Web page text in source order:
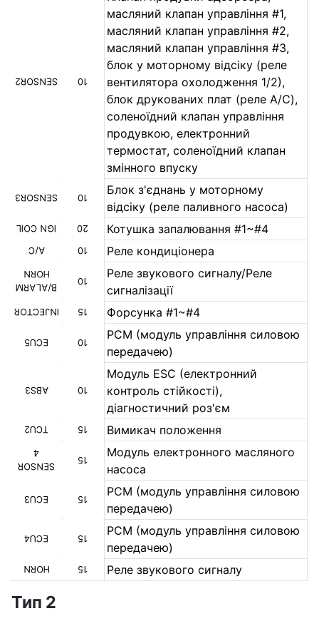
SENSOR2 10
масляний клапан управління #1,
масляний клапан управління #2,
масляний клапан управління #3,
блок у моторному відсіку (реле
вентилятора охолодження 1/2),
блок друкованих плат (реле A/C),
соленоїдний клапан управління
продувкою, електронний
термостат, соленоїдний клапан
змінного впуску
SENSOR3 10
Блок з'єднань у моторному
відсіку (реле паливного насоса)
IGN COIL 20 Котушка запалювання #1~#4
A/C 10 Реле кондиціонера
B/ALARM
HORN
10
Реле звукового сигналу/Реле
сигналізації
INJECTOR 15 Форсунка #1~#4
ECU5 10
PCM (модуль управління силовою
передачею)
ABS3 10
Модуль ESC (електронний
контроль стійкості),
діагностичний роз'єм
TCU2 15 Вимикач положення
SENSOR
4
15
Модуль електронного масляного
насоса
ECU3 15
PCM (модуль управління силовою
передачею)
ECU4 15
PCM (модуль управління силовою
передачею)
HORN 15 Реле звукового сигналу
Тип 2